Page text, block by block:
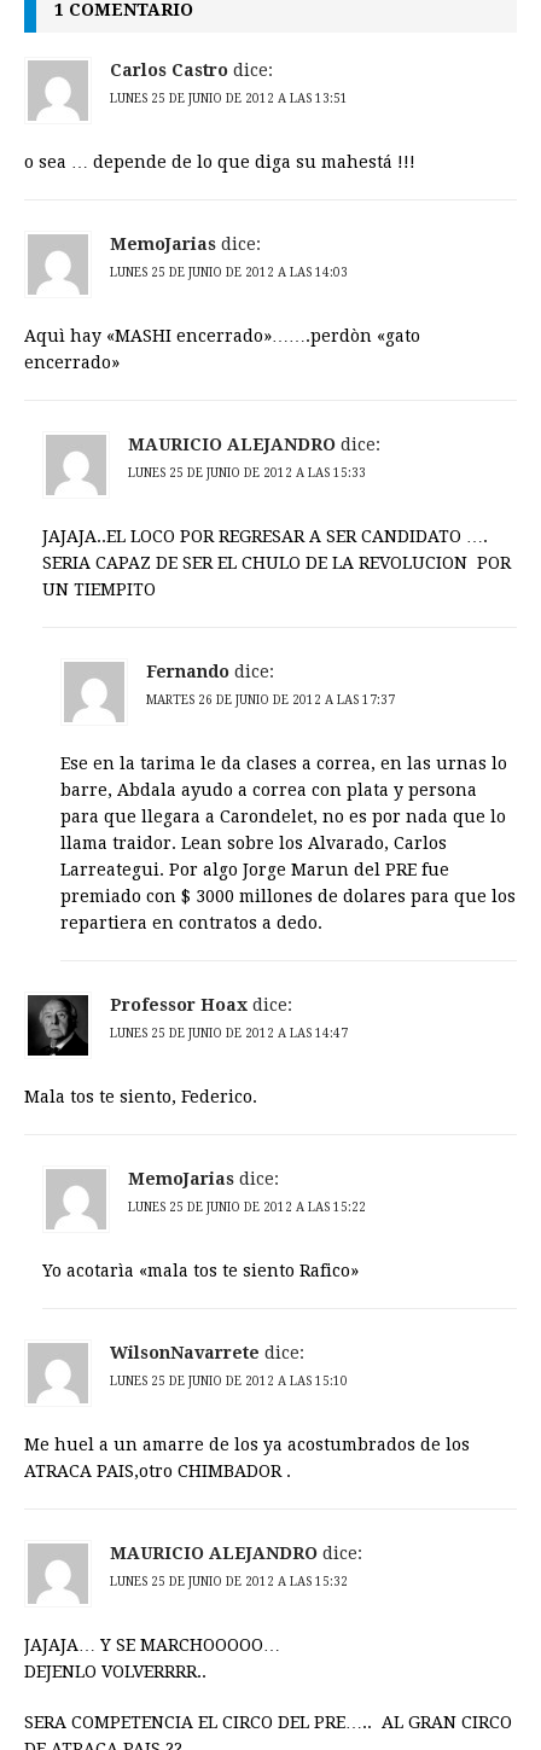
1 COMENTARIO
Carlos Castro dice:
LUNES 25 DE JUNIO DE 2012 A LAS 13:51
o sea … depende de lo que diga su mahestá !!!
MemoJarias dice:
LUNES 25 DE JUNIO DE 2012 A LAS 14:03
Aquì hay «MASHI encerrado»…….perdòn «gato
encerrado»
MAURICIO ALEJANDRO dice:
LUNES 25 DE JUNIO DE 2012 A LAS 15:33
JAJAJA..EL LOCO POR REGRESAR A SER CANDIDATO ….
SERIA CAPAZ DE SER EL CHULO DE LA REVOLUCION POR
UN TIEMPITO
Fernando dice:
MARTES 26 DE JUNIO DE 2012 A LAS 17:37
Ese en la tarima le da clases a correa, en las urnas lo
barre, Abdala ayudo a correa con plata y persona
para que llegara a Carondelet, no es por nada que lo
llama traidor. Lean sobre los Alvarado, Carlos
Larreategui. Por algo Jorge Marun del PRE fue
premiado con $ 3000 millones de dolares para que los
repartiera en contratos a dedo.
Professor Hoax dice:
LUNES 25 DE JUNIO DE 2012 A LAS 14:47
Mala tos te siento, Federico.
MemoJarias dice:
LUNES 25 DE JUNIO DE 2012 A LAS 15:22
Yo acotarìa «mala tos te siento Rafico»
WilsonNavarrete dice:
LUNES 25 DE JUNIO DE 2012 A LAS 15:10
Me huel a un amarre de los ya acostumbrados de los
ATRACA PAIS,otro CHIMBADOR .
MAURICIO ALEJANDRO dice:
LUNES 25 DE JUNIO DE 2012 A LAS 15:32
JAJAJA… Y SE MARCHOOOOO…
DEJENLO VOLVERRRR..
SERA COMPETENCIA EL CIRCO DEL PRE….. AL GRAN CIRCO